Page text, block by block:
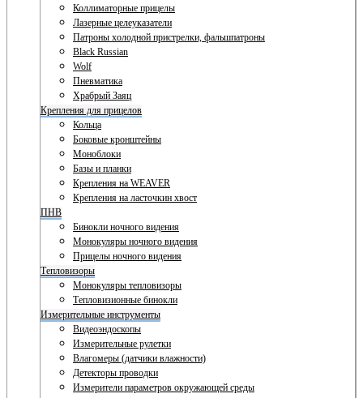
Коллиматорные прицелы
Лазерные целеуказатели
Патроны холодной пристрелки, фальшпатроны
Black Russian
Wolf
Пневматика
Храбрый Заяц
Крепления для прицелов
Кольца
Боковые кронштейны
Моноблоки
Базы и планки
Крепления на WEAVER
Крепления на ласточкин хвост
ПНВ
Бинокли ночного видения
Монокуляры ночного видения
Прицелы ночного видения
Тепловизоры
Монокуляры тепловизоры
Тепловизионные бинокли
Измерительные инструменты
Видеоэндоскопы
Измерительные рулетки
Влагомеры (датчики влажности)
Детекторы проводки
Измерители параметров окружающей среды